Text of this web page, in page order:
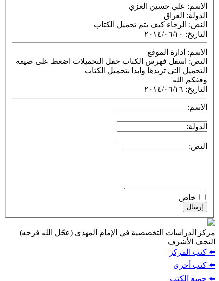
حسين الغزي
كيف يتم تحميل الكتاب
٠٦/١٠
الموقع
فهرس الكتاب حقل التحميلات اضغط على صيغة
تريدها وابدا بتحميل الكتاب
٠٦/١٦
التخصصية في الإمام المهدي (عجّل الله فرجه)